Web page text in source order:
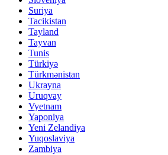
Suriya
Tacikistan
Tayland
Tayvan
Tunis
Türkiyə
Türkmənistan
Ukrayna
Uruqvay
Vyetnam
Yaponiya
Yeni Zelandiya
Yuqoslaviya
Zambiya